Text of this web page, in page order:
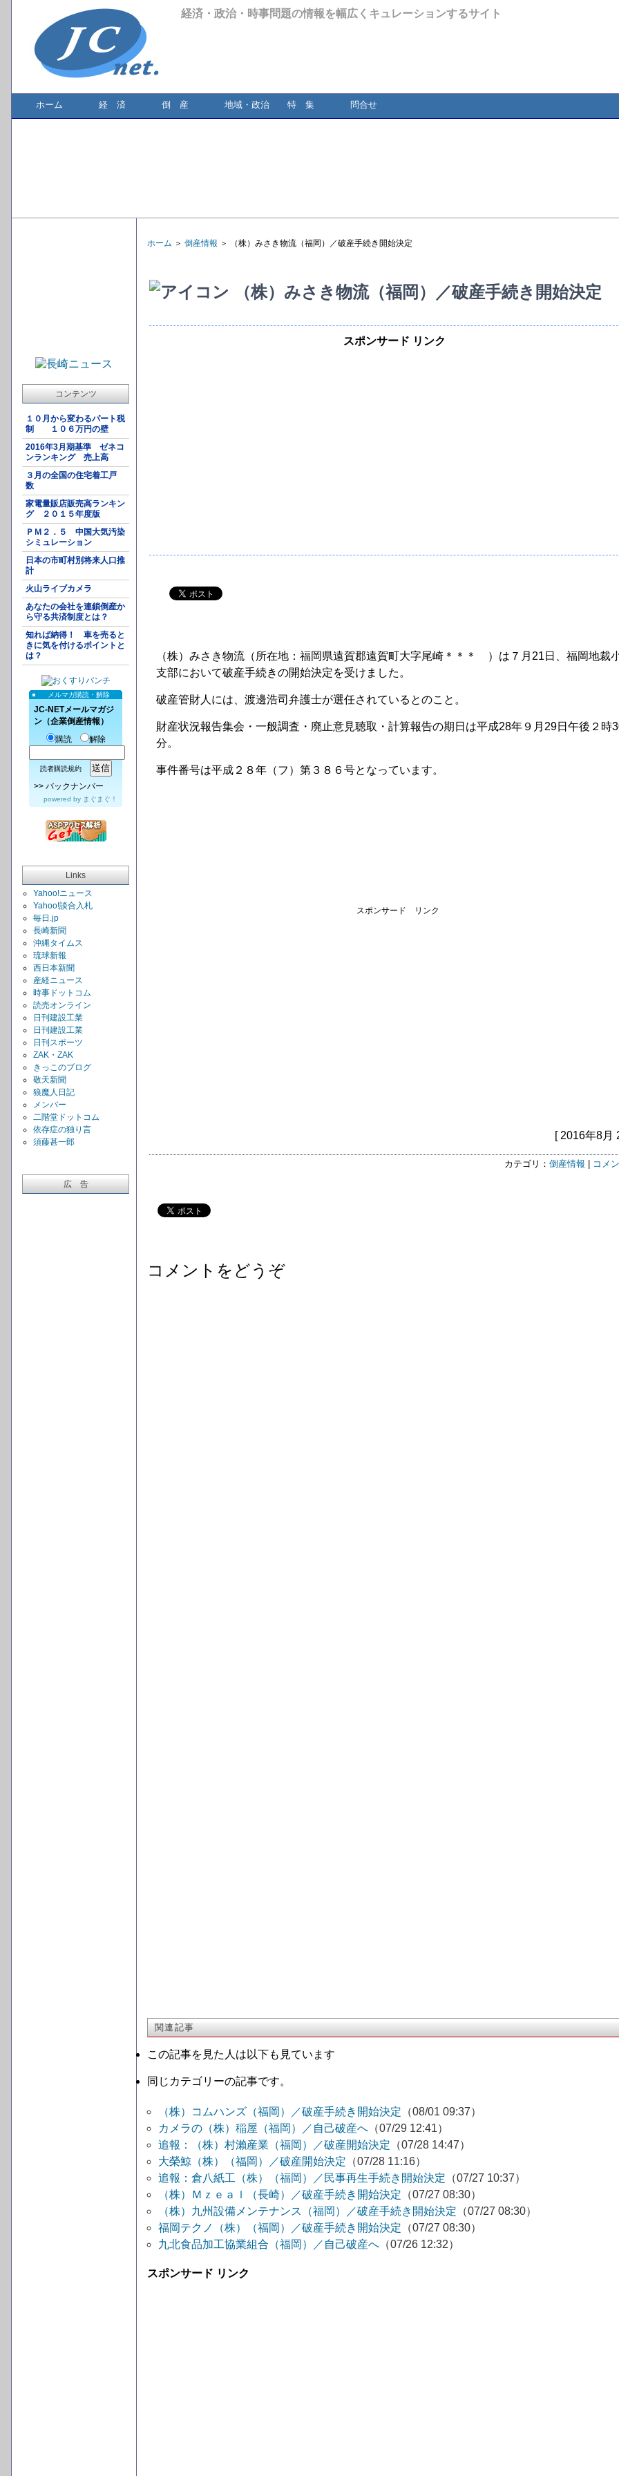
経済・政治・時事問題の情報を幅広くキュレーションするサイト
ホーム 経 済 倒 産 地域・政治 特 集 問合せ
コンテンツ
１０月から変わるパート税
制 １０６万円の壁
2016年3月期基準 ゼネコ
ンランキング 売上高
３月の全国の住宅着工戸
数
家電量販店販売高ランキン
グ ２０１５年度版
ＰＭ２．５ 中国大気汚染
シミュレーション
日本の市町村別将来人口推
計
火山ライブカメラ
あなたの会社を連鎖倒産か
ら守る共済制度とは？
知れば納得！ 車を売ると
きに気を付けるポイントと
は？
メルマガ購読・解除
JC-NETメールマガジ
ン（企業倒産情報）
購読
解除
読者購読規約
>> バックナンバー
powered by まぐまぐ！
Links
Yahoo!ニュース
Yahoo!談合入札
毎日.jp
長崎新聞
沖縄タイムス
琉球新報
西日本新聞
産経ニュース
時事ドットコム
読売オンライン
日刊建設工業
日刊建設工業
日刊スポーツ
ZAK・ZAK
きっこのブログ
敬天新聞
狼魔人日記
メンバー
二階堂ドットコム
依存症の独り言
須藤甚一郎
広 告
ホーム ＞ 倒産情報 ＞ （株）みさき物流（福岡）／破産手続き開始決定
（株）みさき物流（福岡）／破産手続き開始決定
スポンサード リンク
（株）みさき物流（所在地：福岡県遠賀郡遠賀町大字尾崎＊＊＊ ）は７月21日、福岡地裁
支部において破産手続きの開始決定を受けました。
破産管財人には、渡邊浩司弁護士が選任されているとのこと。
財産状況報告集会・一般調査・廃止意見聴取・計算報告の期日は平成28年９月29日午後２時
分。
事件番号は平成２８年（フ）第３８６号となっています。
スポンサード リンク
[ 2016年8月
カテゴリ： 倒産情報 コメ
コメントをどうぞ
関連記事
この記事を見た人は以下も見ています
同じカテゴリーの記事です。
（株）コムハンズ（福岡）／破産手続き開始決定 （08/01 09:37）
カメラの（株）稲屋（福岡）／自己破産へ （07/29 12:41）
追報：（株）村瀨産業（福岡）／破産開始決定 （07/28 14:47）
大榮鯨（株）（福岡）／破産開始決定 （07/28 11:16）
追報：倉八紙工（株）（福岡）／民事再生手続き開始決定 （07/27 10:37）
（株）Ｍｚｅａｌ（長崎）／破産手続き開始決定 （07/27 08:30）
（株）九州設備メンテナンス（福岡）／破産手続き開始決定 （07/27 08:30）
福岡テクノ（株）（福岡）／破産手続き開始決定 （07/27 08:30）
九北食品加工協業組合（福岡）／自己破産へ （07/26 12:32）
スポンサード リンク